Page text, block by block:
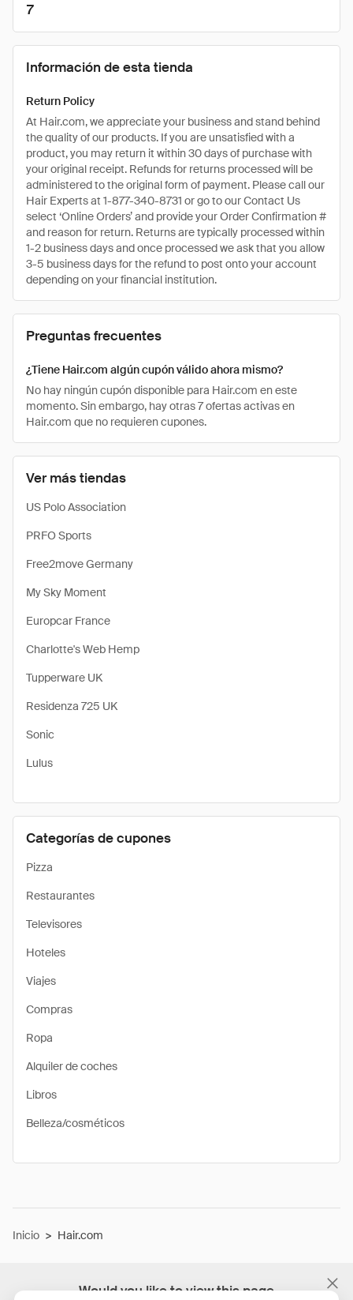
Would you like to view this page
Ver más tiendas
US Polo Association
PRFO Sports
Free2move Germany
My Sky Moment
Europcar France
Charlotte's Web Hemp
Tupperware UK
Residenza 725 UK
Sonic
Lulus
Categorías de cupones
Pizza
Restaurantes
Televisores
Hoteles
Viajes
Compras
Ropa
Alquiler de coches
Libros
Belleza/cosméticos
7
Información de esta tienda
Return Policy
At Hair.com, we appreciate your business and stand behind
the quality of our products. If you are unsatisfied with a
product, you may return it within 30 days of purchase with
your original receipt. Refunds for returns processed will be
administered to the original form of payment. Please call our
Hair Experts at 1-877-340-8731 or go to our Contact Us
select ‘Online Orders’ and provide your Order Confirmation #
and reason for return. Returns are typically processed within
1-2 business days and once processed we ask that you allow
3-5 business days for the refund to post onto your account
depending on your financial institution.
Preguntas frecuentes
¿Tiene Hair.com algún cupón válido ahora mismo?
No hay ningún cupón disponible para Hair.com en este
momento. Sin embargo, hay otras 7 ofertas activas en
Hair.com que no requieren cupones.
Inicio > Hair.com